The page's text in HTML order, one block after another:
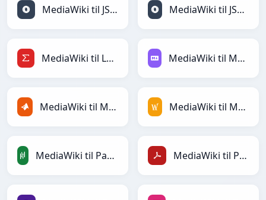
MediaWiki til JSON MediaWiki til JSONLines
MediaWiki til LaTeX MediaWiki til Markdown
MediaWiki til MATLAB MediaWiki til MediaWiki
MediaWiki til PandasDataFrame MediaWiki til PDF